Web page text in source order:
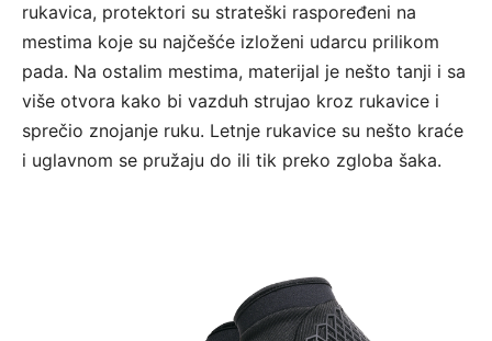
rukavica, protektori su strateški raspoređeni na
mestima koje su najčešće izloženi udarcu prilikom
pada. Na ostalim mestima, materijal je nešto tanji i sa
više otvora kako bi vazduh strujao kroz rukavice i
sprečio znojanje ruku. Letnje rukavice su nešto kraće
i uglavnom se pružaju do ili tik preko zgloba šaka.